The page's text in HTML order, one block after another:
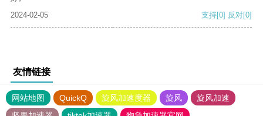
2024-02-05
支持[0] 反对[0]
友情链接
网站地图 QuickQ 旋风加速度器 旋风
旋风加速